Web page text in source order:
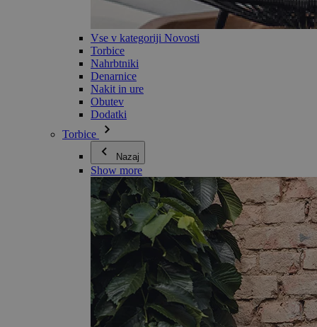
Vse v kategoriji Novosti
Torbice
Nahrbtniki
Denarnice
Nakit in ure
Obutev
Dodatki
Torbice
Nazaj
Show more